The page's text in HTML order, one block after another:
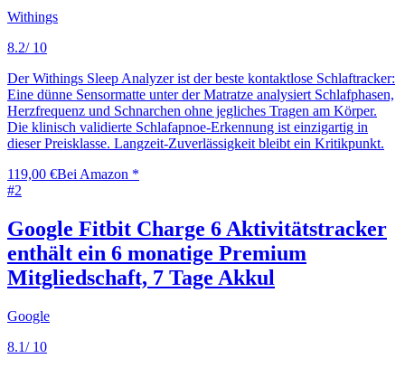
Withings
8.2/ 10
Der Withings Sleep Analyzer ist der beste kontaktlose Schlaftracker:
Eine dünne Sensormatte unter der Matratze analysiert Schlafphasen,
Herzfrequenz und Schnarchen ohne jegliches Tragen am Körper.
Die klinisch validierte Schlafapnoe-Erkennung ist einzigartig in
dieser Preisklasse. Langzeit-Zuverlässigkeit bleibt ein Kritikpunkt.
119,00 €Bei Amazon *
#2
Google Fitbit Charge 6 Aktivitätstracker
enthält ein 6 monatige Premium
Mitgliedschaft, 7 Tage Akkul
Google
8.1/ 10